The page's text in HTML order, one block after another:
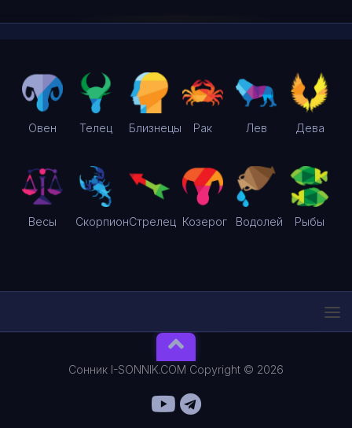
Овен Телец Близнецы Рак Лев Дева
Весы СкорпионСтрелец Козерог Водолей Рыбы
Сонник I-SONNIK.COM Copyright © 2026